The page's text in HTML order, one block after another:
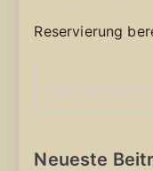
Reservierung
Neueste